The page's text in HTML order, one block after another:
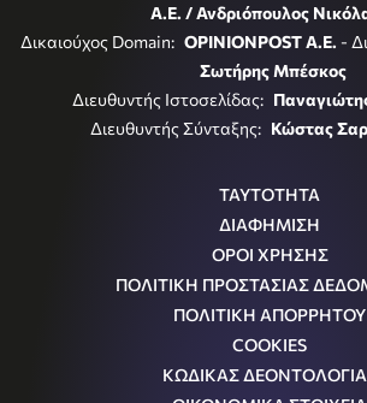
Α.Ε. / Ανδριόπουλος
Δικαιούχος Domain: OPINIONPOST A.E. -
Σωτήρης Μπέσκος
Διευθυντής Ιστοσελίδας:
Διευθυντής Σύνταξης: Κώστας
ΤΑΥΤΟΤΗΤΑ
ΔΙΑΦΗΜΙΣΗ
ΟΡΟΙ ΧΡΗΣΗΣ
ΠΟΛΙΤΙΚΗ ΠΡΟΣΤΑΣΙΑΣ
ΠΟΛΙΤΙΚΗ ΑΠΟΡΡΗΤΟΥ
COOKIES
ΚΩΔΙΚΑΣ